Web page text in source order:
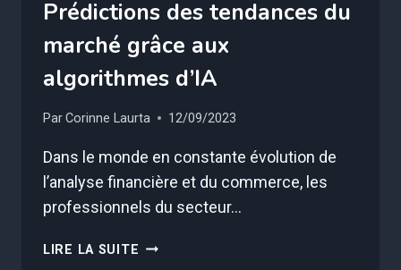
Prédictions des tendances du
marché grâce aux
algorithmes d’IA
ParCorinne Laurta 12/09/2023
Dans le monde en constante évolution de
l’analyse financière et du commerce, les
professionnels du secteur…
LIRE LA SUITE PRÉDICTIONS